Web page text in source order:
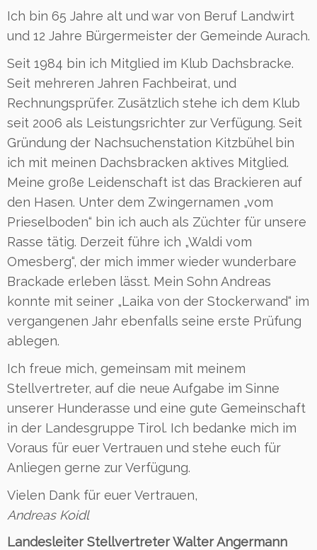
Ich bin 65 Jahre alt und war von Beruf Landwirt
und 12 Jahre Bürgermeister der Gemeinde Aurach.
Seit 1984 bin ich Mitglied im Klub Dachsbracke.
Seit mehreren Jahren Fachbeirat, und
Rechnungsprüfer. Zusätzlich stehe ich dem Klub
seit 2006 als Leistungsrichter zur Verfügung. Seit
Gründung der Nachsuchenstation Kitzbühel bin
ich mit meinen Dachsbracken aktives Mitglied.
Meine große Leidenschaft ist das Brackieren auf
den Hasen. Unter dem Zwingernamen „vom
Prieselboden“ bin ich auch als Züchter für unsere
Rasse tätig. Derzeit führe ich „Waldi vom
Omesberg“, der mich immer wieder wunderbare
Brackade erleben lässt. Mein Sohn Andreas
konnte mit seiner „Laika von der Stockerwand“ im
vergangenen Jahr ebenfalls seine erste Prüfung
ablegen.
Ich freue mich, gemeinsam mit meinem
Stellvertreter, auf die neue Aufgabe im Sinne
unserer Hunderasse und eine gute Gemeinschaft
in der Landesgruppe Tirol. Ich bedanke mich im
Voraus für euer Vertrauen und stehe euch für
Anliegen gerne zur Verfügung.
Vielen Dank für euer Vertrauen,
Andreas Koidl
Landesleiter Stellvertreter Walter Angermann